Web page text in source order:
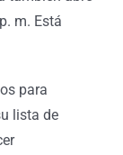
m. Está
para
lista de